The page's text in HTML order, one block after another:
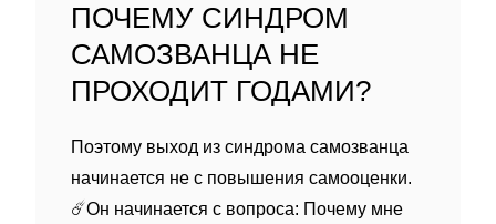
ПОЧЕМУ СИНДРОМ
САМОЗВАНЦА НЕ
ПРОХОДИТ ГОДАМИ?
Поэтому выход из синдрома самозванца
начинается не с повышения самооценки.
☄️Он начинается с вопроса: Почему мне